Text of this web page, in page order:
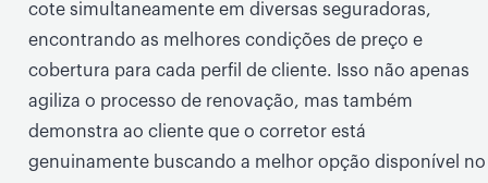
cote simultaneamente em diversas seguradoras,
encontrando as melhores condições de preço e
cobertura para cada perfil de cliente. Isso não apenas
agiliza o processo de renovação, mas também
demonstra ao cliente que o corretor está
genuinamente buscando a melhor opção disponível no